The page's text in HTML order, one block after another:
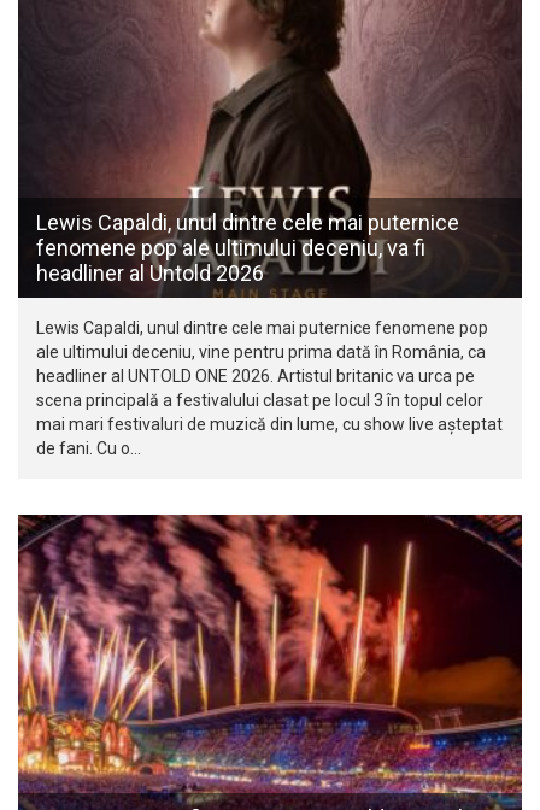
Lewis Capaldi, unul dintre cele mai puternice
fenomene pop ale ultimului deceniu, va fi
headliner al Untold 2026
Lewis Capaldi, unul dintre cele mai puternice fenomene pop
ale ultimului deceniu, vine pentru prima dată în România, ca
headliner al UNTOLD ONE 2026. Artistul britanic va urca pe
scena principală a festivalului clasat pe locul 3 în topul celor
mai mari festivaluri de muzică din lume, cu show live așteptat
de fani. Cu o…